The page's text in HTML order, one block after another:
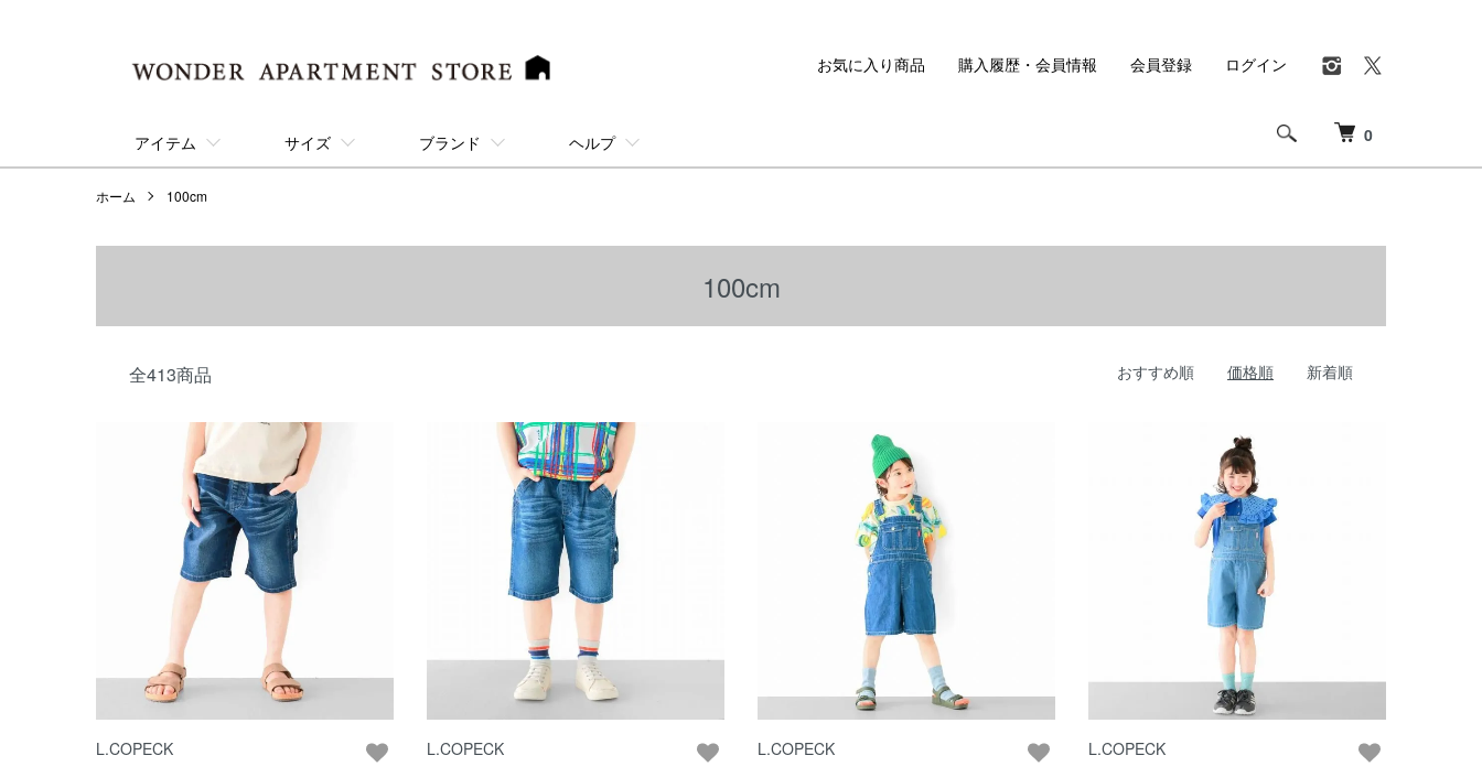
0
アイテム サイズ ブランド ヘルプ
お気に入り商品 購入履歴・会員情報 会員登録 ログイン
ホーム 100cm
100cm
全413商品 おすすめ順 価格順 新着順
L.COPECK
L.COPECK
L.COPECK
L.COPECK